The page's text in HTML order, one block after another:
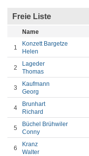
Freie Liste
Name
1
Konzett Bargetze
Helen
2
Lageder
Thomas
3
Kaufmann
Georg
4
Brunhart
Richard
5
Büchel Brühwiler
Conny
6
Kranz
Walter